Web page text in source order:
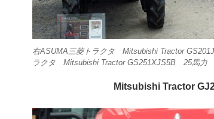
右ASUMA三菱トラクタ Mitsubishi Tractor
ラクタ Mitsubishi Tractor GS251XJS5B 25馬力
Mitsubishi Tractor